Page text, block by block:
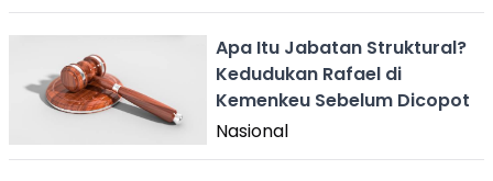
Apa Itu Jabatan Struktural?
Kedudukan Rafael di
Kemenkeu Sebelum Dicopot
Nasional